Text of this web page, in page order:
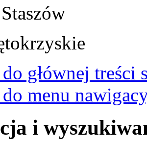
głównej treści
menu
i